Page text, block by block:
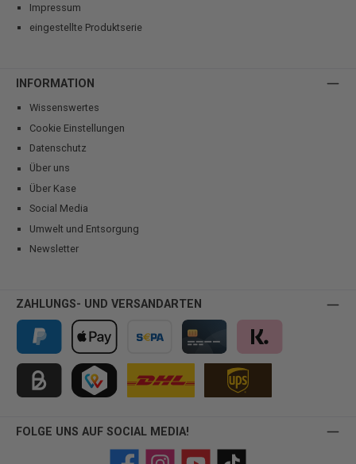
Impressum
eingestellte Produktserie
INFORMATION
Wissenswertes
Cookie Einstellungen
Datenschutz
Über uns
Über Kase
Social Media
Umwelt und Entsorgung
Newsletter
ZAHLUNGS- UND VERSANDARTEN
PayPal Apple Pay Vorkasse Kreditkarte Klarna
FOLGE UNS AUF SOCIAL MEDIA!